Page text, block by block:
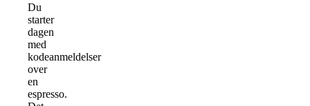
Du
starter
dagen
med
kodeanmeldelser
over
en
espresso.